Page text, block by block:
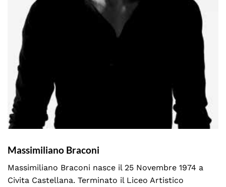
Massimiliano Braconi
Massimiliano Braconi nasce il 25 Novembre 1974 a
Civita Castellana. Terminato il Liceo Artistico